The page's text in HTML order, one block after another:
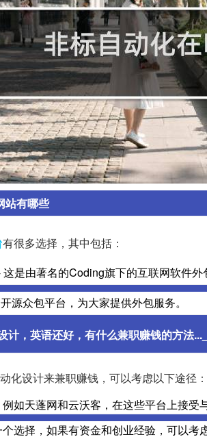
站有哪些
有很多选择，其中包括：
这是由著名的Coding旗下的互联网软件外
源众包平台，为大家提供外包服务。
计，英语还好，有什么兼职赚钱的方法
化设计来兼职赚钱，可以考虑以下途径：
如天蓬网和云沃客，在这些平台上接受
选择，如果有资金和创业经验，可以考